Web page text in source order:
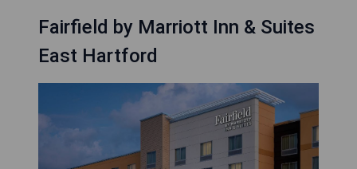
Fairfield by Marriott Inn & Suites
East Hartford